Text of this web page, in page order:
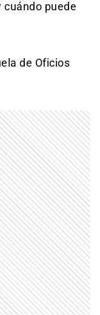
cuándo puede
de Oficios